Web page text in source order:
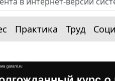
Практика Труд